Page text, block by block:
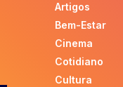
Artigos
Bem-Estar
Cinema
Cotidiano
Cultura